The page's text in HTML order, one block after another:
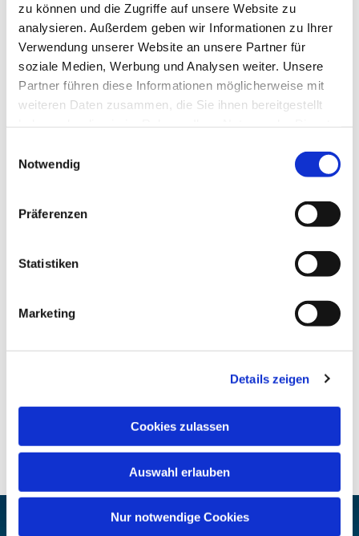
zu können und die Zugriffe auf unsere Website zu
analysieren. Außerdem geben wir Informationen zu Ihrer
Verwendung unserer Website an unsere Partner für
soziale Medien, Werbung und Analysen weiter. Unsere
Partner führen diese Informationen möglicherweise mit
weiteren Daten zusammen, die Sie ihnen bereitgestellt
Notwendig
Präferenzen
Statistiken
Marketing
Details zeigen
Cookies zulassen
Auswahl erlauben
Nur notwendige Cookies
Dies könnte Sie auch
interessieren